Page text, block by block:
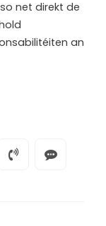
net direkt de
an